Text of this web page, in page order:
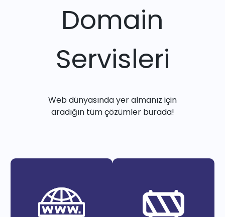
Domain
Servisleri
Web dünyasında yer almanız için
aradığın tüm çözümler burada!